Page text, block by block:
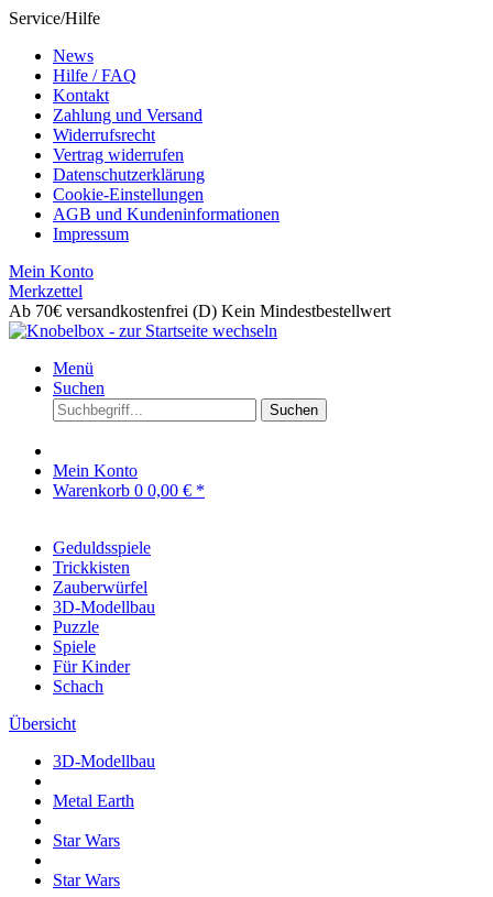
Service/Hilfe
News
Hilfe / FAQ
Kontakt
Zahlung und Versand
Widerrufsrecht
Vertrag widerrufen
Datenschutzerklärung
Cookie-Einstellungen
AGB und Kundeninformationen
Impressum
Mein Konto
Merkzettel
Ab 70€ versandkostenfrei (D) Kein Mindestbestellwert
Menü
Suchen
Suchen
Mein Konto
Warenkorb 0 0,00 € *
Geduldsspiele
Trickkisten
Zauberwürfel
3D-Modellbau
Puzzle
Spiele
Für Kinder
Schach
Übersicht
3D-Modellbau
Metal Earth
Star Wars
Star Wars